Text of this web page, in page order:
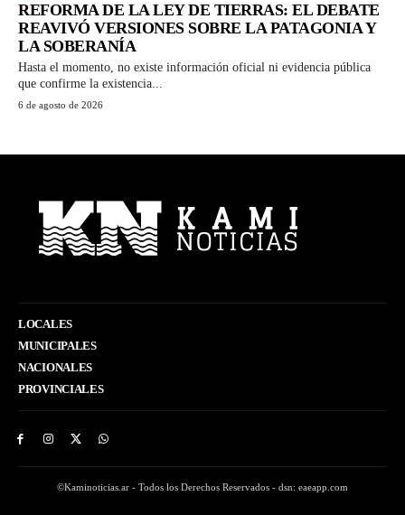
REFORMA DE LA LEY DE TIERRAS: EL DEBATE
REAVIVÓ VERSIONES SOBRE LA PATAGONIA Y
LA SOBERANÍA
Hasta el momento, no existe información oficial ni evidencia pública
que confirme la existencia...
6 de agosto de 2026
LOCALES
MUNICIPALES
NACIONALES
PROVINCIALES
©Kaminoticias.ar - Todos los Derechos Reservados - dsn: eaeapp.com